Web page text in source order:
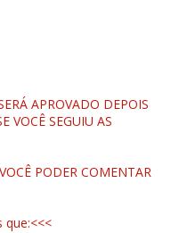
APROVADO DEPOIS
VOCÊ SEGUIU AS
PODER COMENTAR
que:<<<